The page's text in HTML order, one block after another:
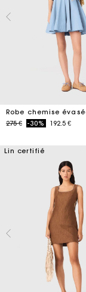
Robe chemise
Price reduced from
275 €to-30% 192.5 €
Lin certifié